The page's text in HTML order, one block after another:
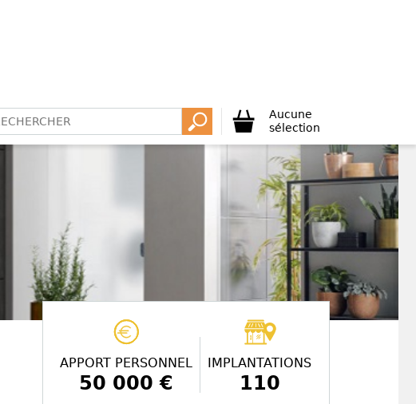
Aucune
sélection
APPORT PERSONNEL
50 000 €
IMPLANTATIONS
110